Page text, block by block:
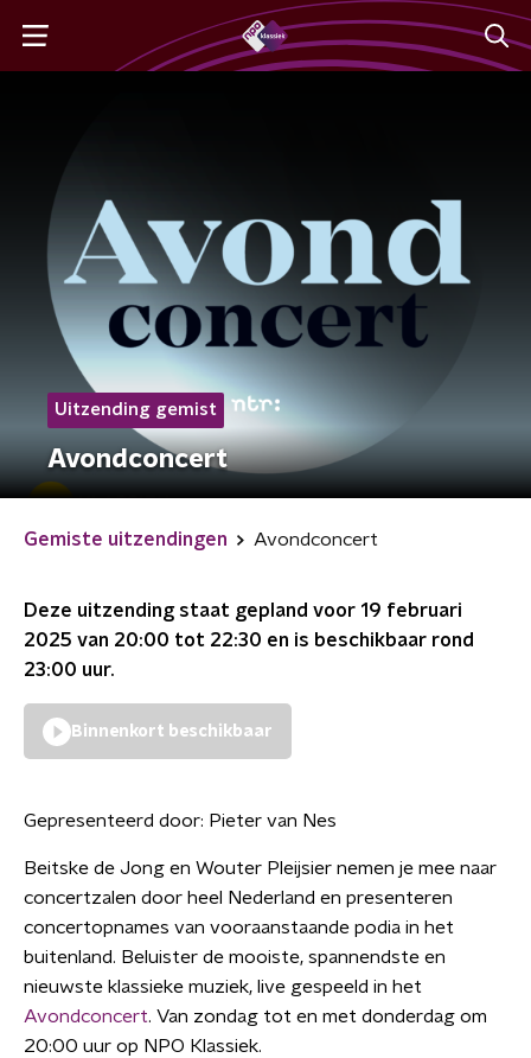
Uitzending gemist
Avondconcert
Gemiste uitzendingen Avondconcert
Deze uitzending staat gepland voor 19 februari
2025 van 20:00 tot 22:30 en is beschikbaar rond
23:00 uur.
Binnenkort beschikbaar
Gepresenteerd door: Pieter van Nes
Beitske de Jong en Wouter Pleijsier nemen je mee naar
concertzalen door heel Nederland en presenteren
concertopnames van vooraanstaande podia in het
buitenland. Beluister de mooiste, spannendste en
nieuwste klassieke muziek, live gespeeld in het
Avondconcert. Van zondag tot en met donderdag om
20:00 uur op NPO Klassiek.